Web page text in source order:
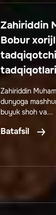
Zahiriddin
Bobur
Zahiriddin
dunyoga
buyuk shoh va...
Batafsil